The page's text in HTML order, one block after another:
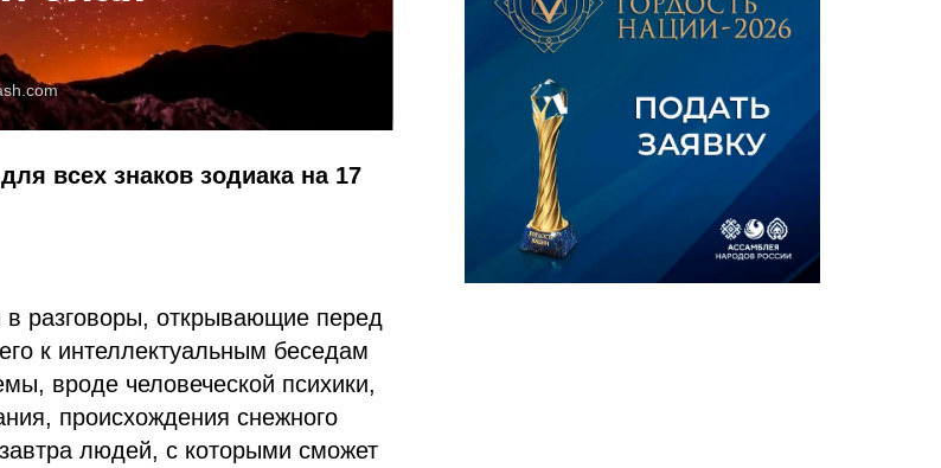
всех знаков зодиака на 17
в разговоры, открывающие перед
к интеллектуальным беседам
вроде человеческой психики,
происхождения снежного
людей, с которыми сможет